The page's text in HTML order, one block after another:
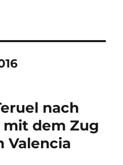
nach
dem Zug
Valencia